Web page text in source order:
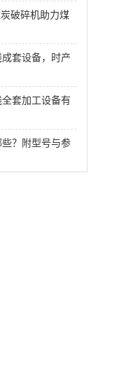
破碎机助力煤
套设备，时产
套加工设备有
？附型号与参